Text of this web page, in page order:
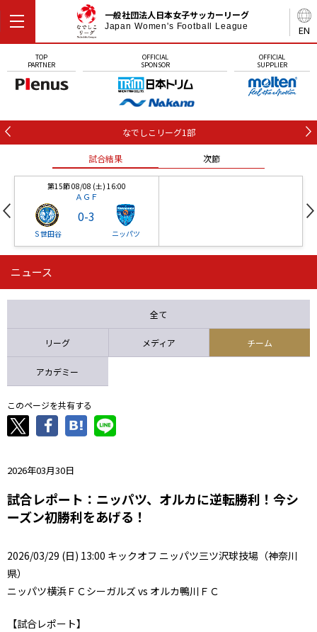
EN
一般社団法人日本女子サッカーリーグ
Japan Women's Football League
TOP
PARTNER
OFFICIAL
SPONSOR
OFFICIAL
SUPPLIER
なでしこリーグ1部
試合結果 次節
第15節 08/08 (土) 16:00
ＡＧＦ
Ｓ世田谷
0-3
ニッパツ
第16節 09/05 (土) 15:00
ニッパツ 石人の星
ニュース
全て
リーグ メディア チーム
アカデミー
このページを共有する
2026年03月30日
試合レポート：ニッパツ、オルカに逆転勝利！今シ
ーズン初勝利をあげる！
2026/03/29 (日) 13:00 キックオフ ニッパツ三ツ沢球技場（神奈川
県）
ニッパツ横浜ＦＣシーガルズ vs オルカ鴨川ＦＣ
【試合レポート】